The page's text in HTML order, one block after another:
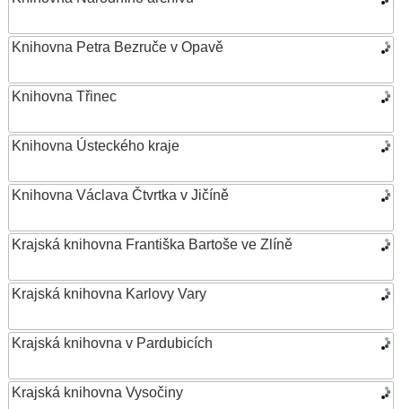
Knihovna Petra Bezruče v Opavě
Knihovna Třinec
Knihovna Ústeckého kraje
Knihovna Václava Čtvrtka v Jičíně
Krajská knihovna Františka Bartoše ve Zlíně
Krajská knihovna Karlovy Vary
Krajská knihovna v Pardubicích
Krajská knihovna Vysočiny